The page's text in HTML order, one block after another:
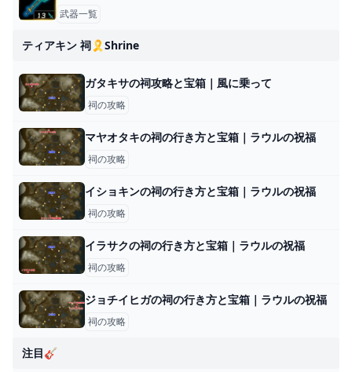
武器一覧
ティアキン 祠🎗️shrine
ガタキサの祠攻略と宝箱｜風に乗って
祠の攻略
マヤオタキの祠の行き方と宝箱｜ラウルの祝福
祠の攻略
イショキンの祠の行き方と宝箱｜ラウルの祝福
祠の攻略
イラサクの祠の行き方と宝箱｜ラウルの祝福
祠の攻略
ジョチイヒガの祠の行き方と宝箱｜ラウルの祝福
祠の攻略
注目🎸